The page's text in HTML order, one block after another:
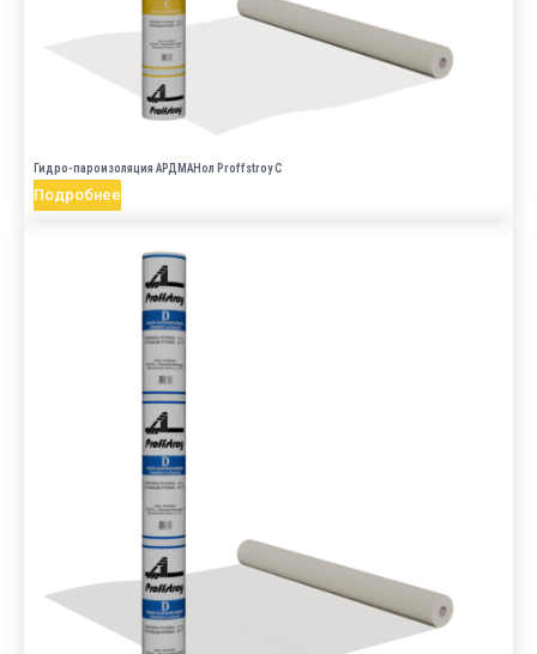
Гидро-пароизоляция АРДМАНол Proffstroy C
Подробнее